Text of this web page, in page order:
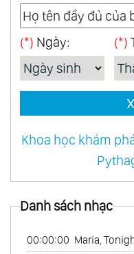
46.When A Man
47.Amour Pour
48.Japon Mon
49.Two Together
One World Of
51.
Reveries Vol.1
Love Follow Us
54. Mexico Con
56.Tango
(*) Ngày: (*)
Khoa học khám
Danh sách nhạc
00:00:00 Maria,